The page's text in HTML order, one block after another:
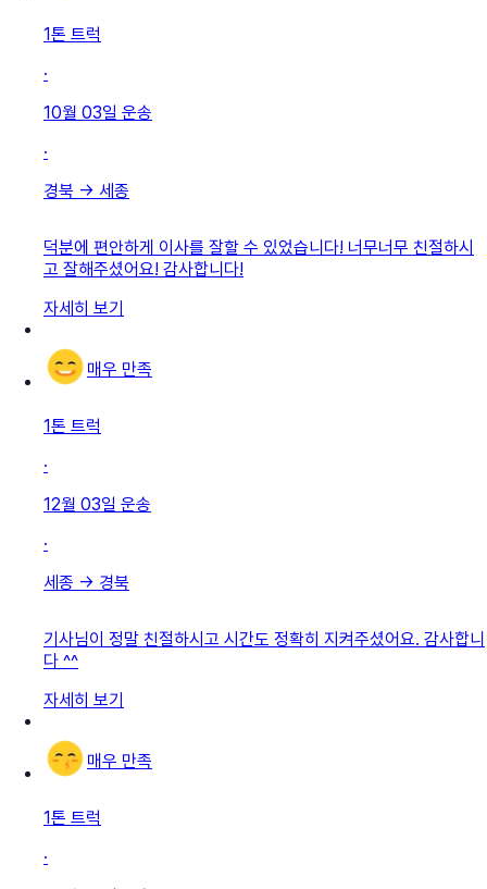
1톤 트럭
·
10월 03일 운송
·
경북 → 세종
덕분에 편안하게 이사를 잘할 수 있었습니다! 너무너무 친절하시
고 잘해주셨어요! 감사합니다!
자세히 보기
매우 만족
1톤 트럭
·
12월 03일 운송
·
세종 → 경북
기사님이 정말 친절하시고 시간도 정확히 지켜주셨어요. 감사합니
다 ^^
자세히 보기
매우 만족
1톤 트럭
·